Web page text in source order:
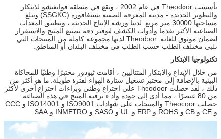
تأسست Theodoor في عام 2002 ، وتقع في منطقة قوانغتشو للابتكار
والتطوير الجديدة -
مدينة المعرفة الصينية بسنغافورة (SSGKC) وتبلغ
مساحتها 30000 متر مربع.
لدينا ورشة الإنتاج الحديثة ، وتطبيق المعدات
الصناعية الأكثر تقدما وأدوات الكشف لتوفير دقة تصنيع المنتج والاستقرار
لضمان موثوق للغاية.
Theodoor لديها مجموعة كاملة من المنتجات التي
تلبي مختلف الطلب حسب الطلب في مختلف البلدان أو المناطق.
تكنولوجيا الابتكار
من خلال الإبداع والابتكار المتتاليين ، أقامت ثيودور مختبرًا وطنيًا للمحاكاة
البيئية بالإضافة إلى مختبر تشغيل ستارة الهواء لفترة طويلة. ما هو أكثر من
ذلك ، لقد حصلت Theodoor على اختراع وطني وبراءات اختراع أخرى لأكثر
من 80 عنصرًا ، مما أدى إلى جودة وأداء ترقية المنتج في هذه الصناعة.
حصلت Theodoor والمنتجات على شهادات ISO9001 و ISO14001 و CCC
و CE و CB و ROHS و ERP و UL و SASO و INMETRO و SAA.